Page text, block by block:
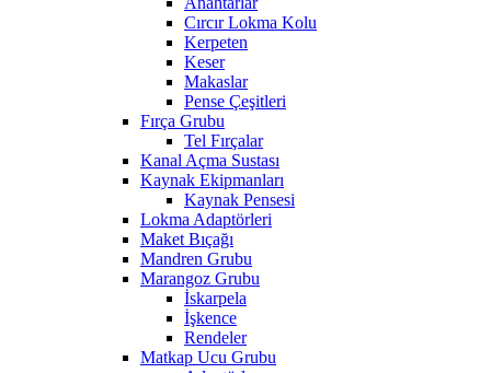
Cırcır Lokma Kolu
Kerpeten
Keser
Makaslar
Pense Çeşitleri
Fırça Grubu
Tel Fırçalar
Kanal Açma Sustası
Kaynak Ekipmanları
Kaynak Pensesi
Lokma Adaptörleri
Maket Bıçağı
Mandren Grubu
Marangoz Grubu
İskarpela
İşkence
Rendeler
Matkap Ucu Grubu